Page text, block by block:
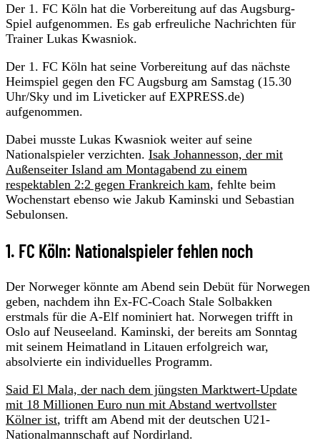
Der 1. FC Köln hat die Vorbereitung auf das Augsburg-
Spiel aufgenommen. Es gab erfreuliche Nachrichten für
Trainer Lukas Kwasniok.
Der 1. FC Köln hat seine Vorbereitung auf das nächste
Heimspiel gegen den FC Augsburg am Samstag (15.30
Uhr/Sky und im Liveticker auf EXPRESS.de)
aufgenommen.
Dabei musste Lukas Kwasniok weiter auf seine
Nationalspieler verzichten. Isak Johannesson, der mit
Außenseiter Island am Montagabend zu einem
respektablen 2:2 gegen Frankreich kam, fehlte beim
Wochenstart ebenso wie Jakub Kaminski und Sebastian
Sebulonsen.
1. FC Köln: Nationalspieler fehlen noch
Der Norweger könnte am Abend sein Debüt für Norwegen
geben, nachdem ihn Ex-FC-Coach Stale Solbakken
erstmals für die A-Elf nominiert hat. Norwegen trifft in
Oslo auf Neuseeland. Kaminski, der bereits am Sonntag
mit seinem Heimatland in Litauen erfolgreich war,
absolvierte ein individuelles Programm.
Said El Mala, der nach dem jüngsten Marktwert-Update
mit 18 Millionen Euro nun mit Abstand wertvollster
Kölner ist, trifft am Abend mit der deutschen U21-
Nationalmannschaft auf Nordirland.